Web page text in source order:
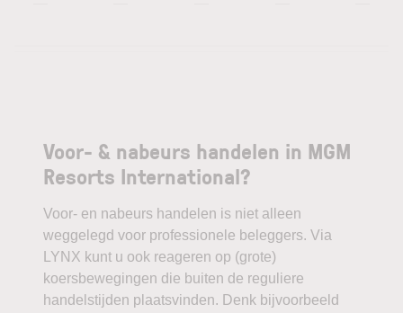
Voor- & nabeurs handelen in MGM
Resorts International?
Voor- en nabeurs handelen is niet alleen
weggelegd voor professionele beleggers. Via
LYNX kunt u ook reageren op (grote)
koersbewegingen die buiten de reguliere
handelstijden plaatsvinden. Denk bijvoorbeeld